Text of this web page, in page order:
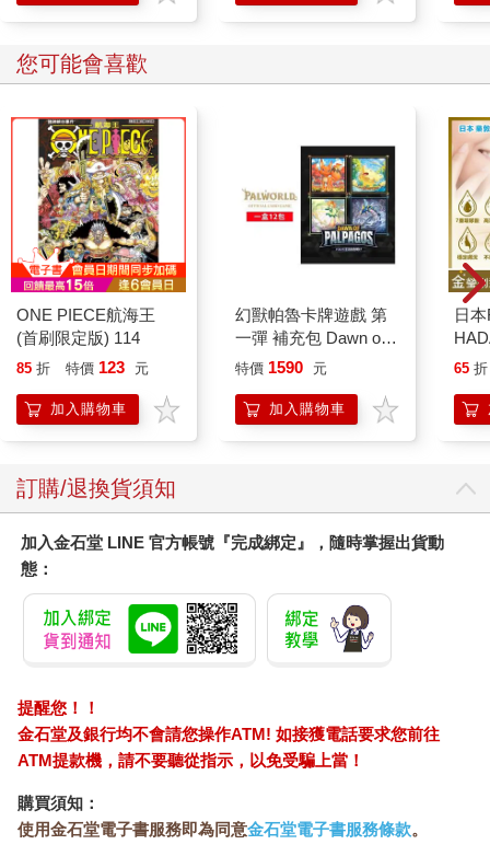
您可能會喜歡
ONE PIECE航海王
(首刷限定版) 114
85 折 特價 123 元
加入購物車
幻獸帕魯卡牌遊戲 第
一彈 補充包 Dawn of
Palpagos（日文版一
特價 1590 元
加入購物車
日
金
臉
65 折
訂購/退換貨須知
加入金石堂 LINE 官方帳號『完成綁定』，隨時掌握出貨動
態：
提醒您！！
金石堂及銀行均不會請您操作ATM! 如接獲電話要求您前往
ATM提款機，請不要聽從指示，以免受騙上當！
購買須知：
使用金石堂電子書服務即為同意金石堂電子書服務條款。